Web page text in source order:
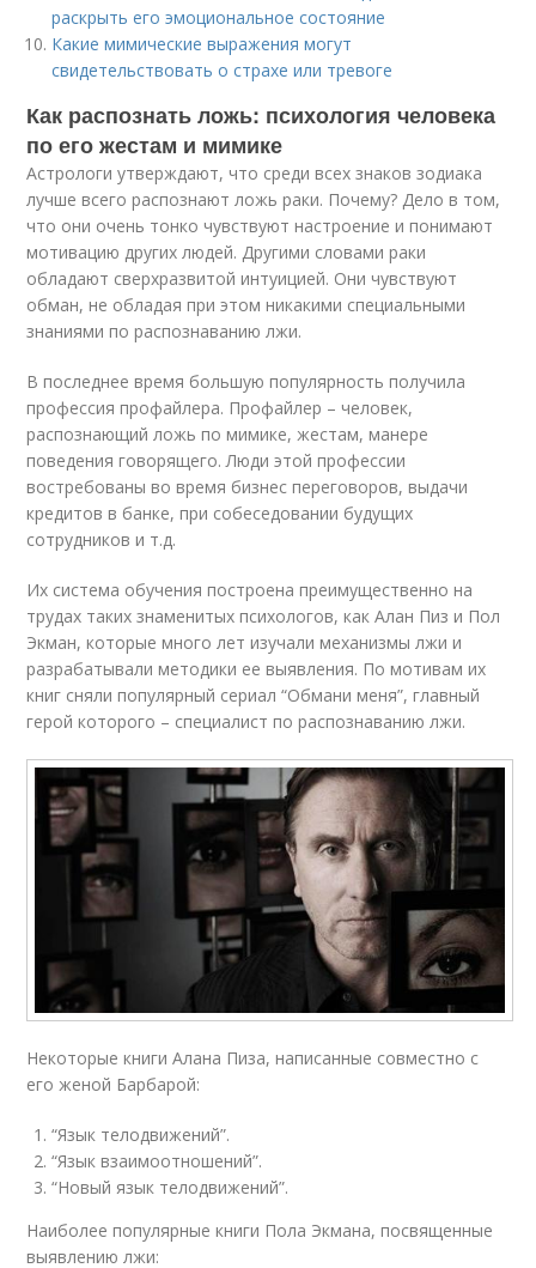
раскрыть его эмоциональное состояние
Какие мимические выражения могут
свидетельствовать о страхе или тревоге
Как распознать ложь: психология человека
по его жестам и мимике
Астрологи утверждают, что среди всех знаков зодиака
лучше всего распознают ложь раки. Почему? Дело в том,
что они очень тонко чувствуют настроение и понимают
мотивацию других людей. Другими словами раки
обладают сверхразвитой интуицией. Они чувствуют
обман, не обладая при этом никакими специальными
знаниями по распознаванию лжи.
В последнее время большую популярность получила
профессия профайлера. Профайлер – человек,
распознающий ложь по мимике, жестам, манере
поведения говорящего. Люди этой профессии
востребованы во время бизнес переговоров, выдачи
кредитов в банке, при собеседовании будущих
сотрудников и т.д.
Их система обучения построена преимущественно на
трудах таких знаменитых психологов, как Алан Пиз и Пол
Экман, которые много лет изучали механизмы лжи и
разрабатывали методики ее выявления. По мотивам их
книг сняли популярный сериал “Обмани меня”, главный
герой которого – специалист по распознаванию лжи.
Некоторые книги Алана Пиза, написанные совместно с
его женой Барбарой:
“Язык телодвижений”.
“Язык взаимоотношений”.
“Новый язык телодвижений”.
Наиболее популярные книги Пола Экмана, посвященные
выявлению лжи: